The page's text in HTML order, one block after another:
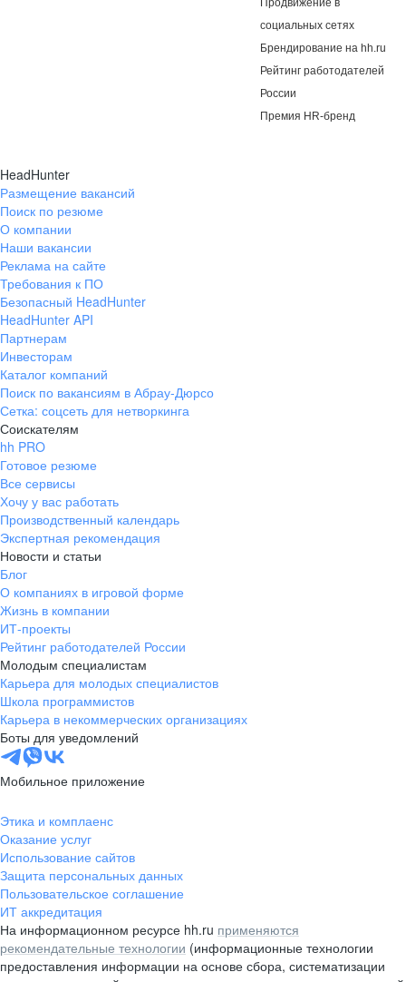
Продвижение в
социальных сетях
Брендирование на hh.ru
Рейтинг работодателей
России
Премия HR-бренд
HeadHunter
Размещение вакансий
Поиск по резюме
О компании
Наши вакансии
Реклама на сайте
Требования к ПО
Безопасный HeadHunter
HeadHunter API
Партнерам
Инвесторам
Каталог компаний
Поиск по вакансиям в Абрау-Дюрсо
Сетка: соцсеть для нетворкинга
Соискателям
hh PRO
Готовое резюме
Все сервисы
Хочу у вас работать
Производственный календарь
Экспертная рекомендация
Новости и статьи
Блог
О компаниях в игровой форме
Жизнь в компании
ИТ-проекты
Рейтинг работодателей России
Молодым специалистам
Карьера для молодых специалистов
Школа программистов
Карьера в некоммерческих организациях
Боты для уведомлений
Мобильное приложение
Этика и комплаенс
Оказание услуг
Использование сайтов
Защита персональных данных
Пользовательское соглашение
ИТ аккредитация
На информационном ресурсе hh.ru применяются
рекомендательные технологии (информационные технологии
предоставления информации на основе сбора, систематизации